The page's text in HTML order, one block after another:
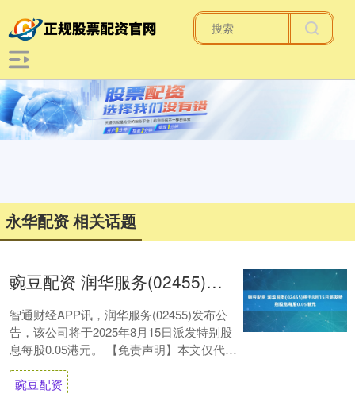
永华配资 相关话题
豌豆配资 润华服务(02455)将于8月15日派发特别股息每股0.05港元
智通财经APP讯，润华服务(02455)发布公
告，该公司将于2025年8月15日派发特别股
息每股0.05港元。 【免责声明】本文仅代表
作者本人观点，与和讯网无关....
豌豆配资